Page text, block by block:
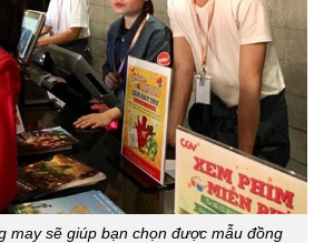
may sẽ giúp bạn chọn được mẫu đồng